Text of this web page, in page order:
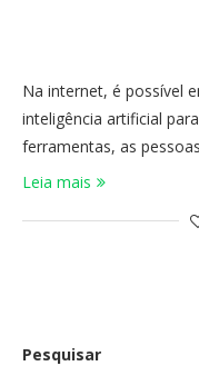
Na internet, é possível
inteligência artificial
ferramentas, as
Leia mais
Pesquisar